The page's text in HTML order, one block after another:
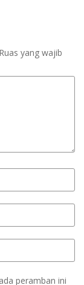
Ruas yang wajib
peramban ini